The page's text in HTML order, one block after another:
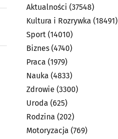
Aktualności (37548)
Kultura i Rozrywka (18491)
Sport (14010)
Biznes (4740)
Praca (1979)
Nauka (4833)
Zdrowie (3300)
Uroda (625)
Rodzina (202)
Motoryzacja (769)